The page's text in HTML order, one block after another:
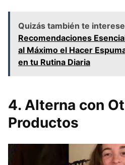
Quizás también te
Recomendaciones
al Máximo el Hacer
en tu Rutina Diaria
4. Alterna con
Productos